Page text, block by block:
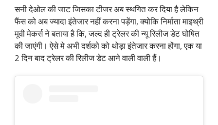
सनी देओल की जाट जिसका टीजर अब स्थगित कर दिया है लेकिन
फैंस को अब ज्यादा इंतेजार नहीं करना पड़ेंगा, क्योकि निर्माता माइथ्री
मूवी मेकर्स ने बताया है कि, जल्द ही ट्रेलर की न्यू रिलीज डेट घोषित
की जाएंगी। ऐसे मे अभी दर्शको को थोड़ा इंतेजार करना होंगा, एक या
2 दिन बाद ट्रेलर की रिलीज डेट आने वाली वाली हैं।